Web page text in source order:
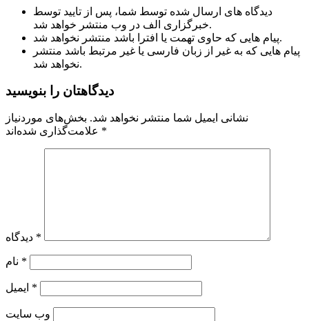
دیدگاه های ارسال شده توسط شما، پس از تایید توسط
خبرگزاری الف در وب منتشر خواهد شد.
پیام هایی که حاوی تهمت یا افترا باشد منتشر نخواهد شد.
پیام هایی که به غیر از زبان فارسی یا غیر مرتبط باشد منتشر
نخواهد شد.
دیدگاهتان را بنویسید
نشانی ایمیل شما منتشر نخواهد شد. بخش‌های موردنیاز
*
*
*
*
وب‌ سایت